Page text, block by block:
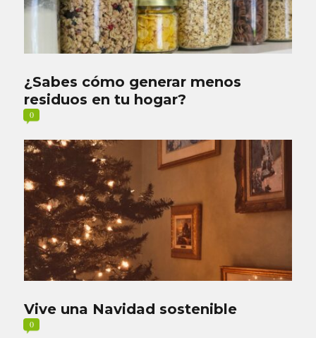
¿Sabes cómo generar menos
residuos en tu hogar?
0
Vive una Navidad sostenible
0